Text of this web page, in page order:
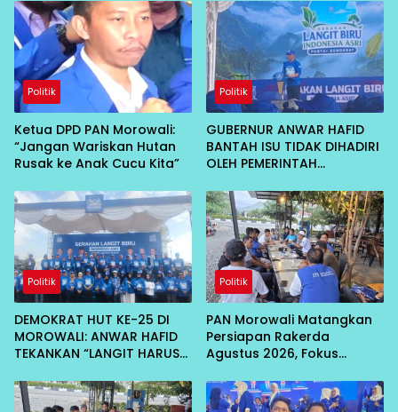
Politik
Ketua DPD PAN Morowali:
“Jangan Wariskan Hutan
Rusak ke Anak Cucu Kita”
Politik
GUBERNUR ANWAR HAFID
BANTAH ISU TIDAK DIHADIRI
OLEH PEMERINTAH
RAPAT INTERNAL
Politik
DEMOKRAT HUT KE-25 DI
MOROWALI: ANWAR HAFID
TEKANKAN “LANGIT HARUS
KELAPA DAN TEKAN INFLASI
IKAN
Politik
PAN Morowali Matangkan
Persiapan Rakerda
Agustus 2026, Fokus
untuk Masyarakat